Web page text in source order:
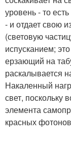
уровень - то
- и отдает свою
(световую
испусканием;
ерзающий на
раскалывается
Накаленный
свет, поскольку
элемента
красных